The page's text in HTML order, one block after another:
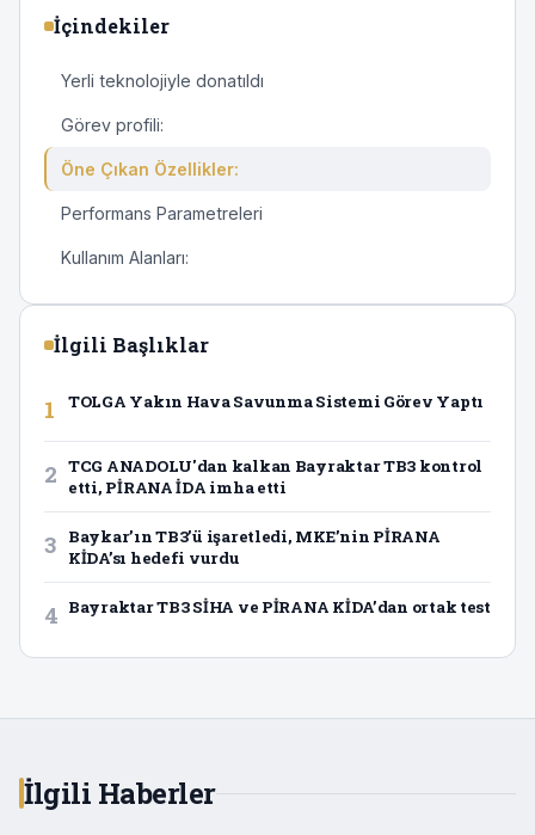
İçindekiler
Yerli teknolojiyle donatıldı
Görev profili:
Öne Çıkan Özellikler:
Performans Parametreleri
Kullanım Alanları:
İlgili Başlıklar
1 TOLGA Yakın Hava Savunma Sistemi Görev Yaptı
2 TCG ANADOLU'dan kalkan Bayraktar TB3 kontrol
etti, PİRANA İDA imha etti
3
Baykar’ın TB3’ü işaretledi, MKE’nin PİRANA
KİDA’sı hedefi vurdu
4 Bayraktar TB3 SİHA ve PİRANA KİDA’dan ortak test
İlgili Haberler